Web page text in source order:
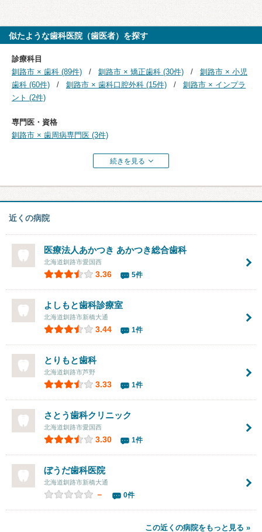
似たような歯科医院（歯医者）を探す
診療科目
釧路市 × 歯科 (89件)
釧路市 × 矯正歯科 (30件)
釧路市 × 小児
歯科 (60件)
釧路市 × 歯科口腔外科 (15件)
釧路市 × インプラ
ント (2件)
専門医・資格
釧路市 × 歯周病専門医 (3件)
続きを見る
近くの病院
医療法人あかつき あかつき総合歯科
北海道釧路市愛国西
3.36 5件
よしもと歯科診療室
北海道釧路市新橋大通
3.44 1件
とりもと歯科
北海道釧路市芦野
3.33 1件
さとう歯科クリニック
北海道釧路市愛国西
3.30 1件
ぼうだ歯科医院
北海道釧路市新橋大通
－ 0件
この近くの病院をもっと見る »